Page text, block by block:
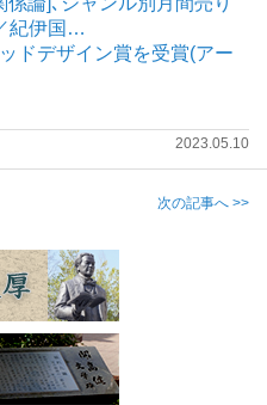
紀伊国…
ドデザイン賞を受賞(アー
2023.05.10
次の記事へ >>